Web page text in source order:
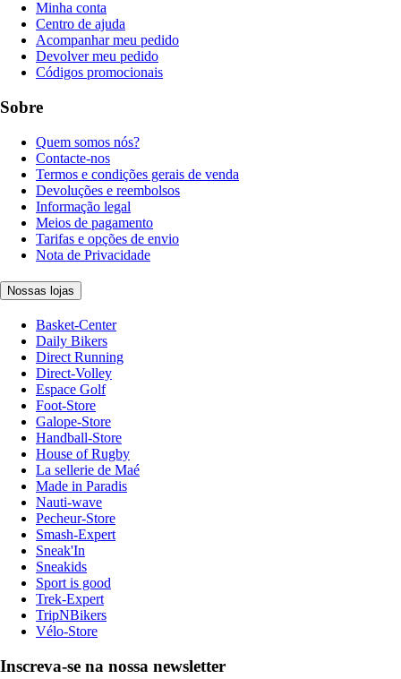
Minha conta
Centro de ajuda
Acompanhar meu pedido
Devolver meu pedido
Códigos promocionais
Sobre
Quem somos nós?
Contacte-nos
Termos e condições gerais de venda
Devoluções e reembolsos
Informação legal
Meios de pagamento
Tarifas e opções de envio
Nota de Privacidade
Nossas lojas
Basket-Center
Daily Bikers
Direct Running
Direct-Volley
Espace Golf
Foot-Store
Galope-Store
Handball-Store
House of Rugby
La sellerie de Maé
Made in Paradis
Nauti-wave
Pecheur-Store
Smash-Expert
Sneak'In
Sneakids
Sport is good
Trek-Expert
TripNBikers
Vélo-Store
Inscreva-se na nossa newsletter